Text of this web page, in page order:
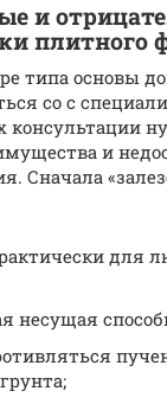
и
плитного
типа основы
со с
консультации
и
Сначала
для
несущая